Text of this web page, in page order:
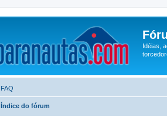
Idéias,
FAQ
Índice do fórum